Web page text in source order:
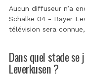
Aucun diffuseur n’a
Schalke 04 - Bayer
télévision sera
Dans quel stade
Leverkusen ?